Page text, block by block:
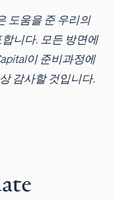
도움을 준 우리의
니다. 모든 방면에
이 준비과정에
감사할 것입니다.